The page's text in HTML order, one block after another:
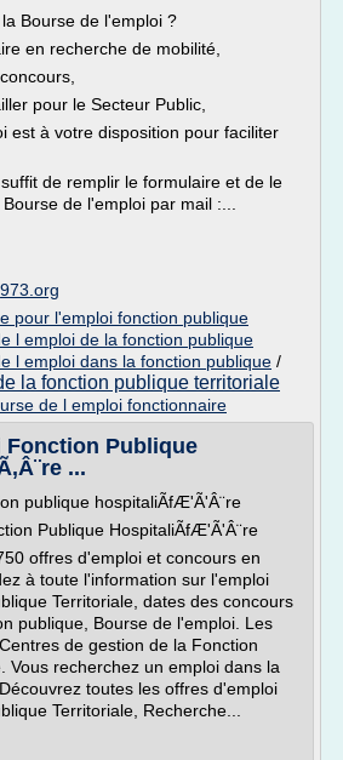
Bourse de l'emploi ?
en recherche de mobilité,
pour le Secteur Public,
est à votre disposition pour faciliter
de remplir le formulaire et de le
de l'emploi par mail :...
pour l'emploi fonction publique
l emploi de la fonction publique
l emploi dans la fonction publique /
la fonction publique territoriale
de l emploi fonctionnaire
Fonction Publique
...
publique hospitaliÃfÆ'Ã'Â¨re
Publique HospitaliÃfÆ'Ã'Â¨re
offres d'emploi et concours en
à toute l'information sur l'emploi
Territoriale, dates des concours
publique, Bourse de l'emploi. Les
de gestion de la Fonction
Vous recherchez un emploi dans la
toutes les offres d'emploi
Territoriale, Recherche...